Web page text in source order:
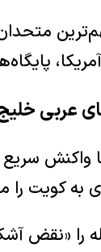
عربی
واکنش
به کویت را
را «نقض